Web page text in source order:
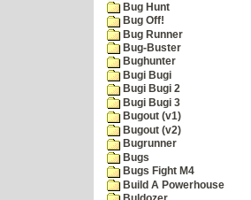
Bug Hunt
Bug Off!
Bug Runner
Bug-Buster
Bughunter
Bugi Bugi
Bugi Bugi 2
Bugi Bugi 3
Bugout (v1)
Bugout (v2)
Bugrunner
Bugs
Bugs Fight M4
Build A Powerhouse